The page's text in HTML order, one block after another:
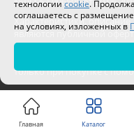
Характеристики,
являются публичной
Гражданского кодекса РФ.
Цены на сайте могут
только при покупке с
Главная Каталог
технологии cookie.
соглашаетесь с
на условиях, изложенных в